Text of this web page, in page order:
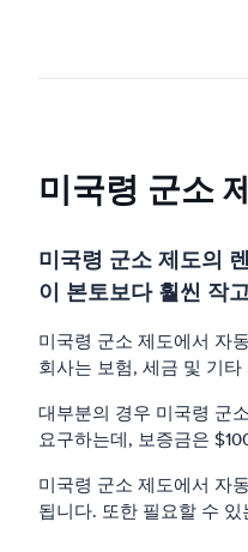
미국령 군소
미국령 군소 제도의
이 본토보다 훨씬 작
미국령 군소 제도에서 자
회사는 보험, 세금 및 기
대부분의 경우 미국령 군
요구하는데, 보증금은
미국령 군소 제도에서 자
됩니다. 또한 필요할 수